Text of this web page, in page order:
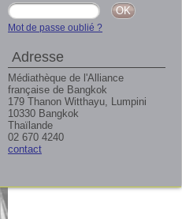
Mot de passe oublié ?
Adresse
Médiathèque de l'Alliance
française de Bangkok
179 Thanon Witthayu, Lumpini
10330 Bangkok
Thaïlande
02 670 4240
contact